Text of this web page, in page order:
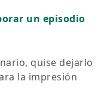
un episodio
quise dejarlo
la impresión